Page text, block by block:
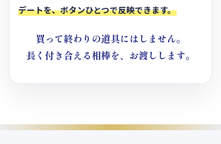
デートを、ボタンひとつで反映できます。
買って終わりの道具にはしません。
長く付き合える相棒を、お渡しします。